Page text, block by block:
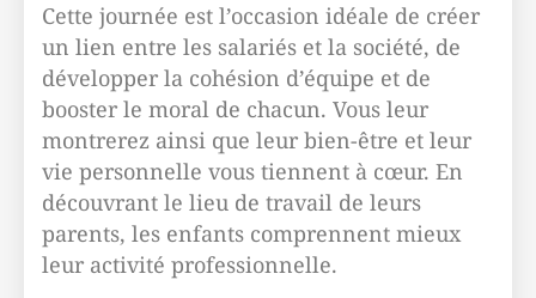
Cette journée est l’occasion idéale de créer
un lien entre les salariés et la société, de
développer la cohésion d’équipe et de
booster le moral de chacun. Vous leur
montrerez ainsi que leur bien-être et leur
vie personnelle vous tiennent à cœur. En
découvrant le lieu de travail de leurs
parents, les enfants comprennent mieux
leur activité professionnelle.